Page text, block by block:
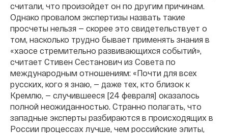
считали, что произойдет он по другим причинам.
Однако провалом экспертизы назвать такие
просчеты нельзя — скорее это свидетельствует о
том, насколько трудно бывает применять знания в
«хаосе стремительно развивающихся событий»,
считает Стивен Сестанович из Совета по
международным отношениям: «Почти для всех
русских, кого я знаю, — даже тех, кто близок к
Кремлю, — случившееся [24 февраля] оказалось
полной неожиданностью. Странно полагать, что
западные эксперты разбираются в происходящих в
России процессах лучше, чем российские элиты,